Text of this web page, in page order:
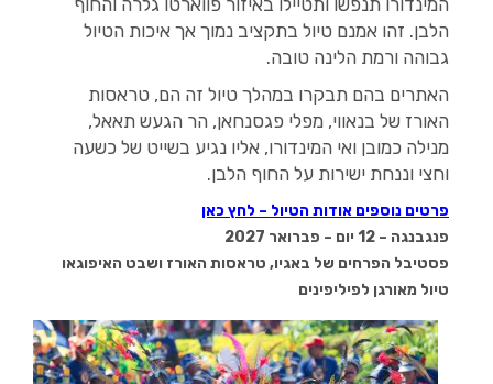
המינדורו תנפשו ותטיילו באיזור פווארטו גלרה והחוף
הלבן. זהו אמנם טיול בתקציב נמוך אך איכות הטיול
גבוהה ורמת הלינה טובה.
האתרים בהם תבקרו במהלך טיול זה הם, טראסות
האורז של בנאווי, מפלי פגסנחאן, הר הגעש תאאל,
מנילה כמובן ואי המינדורו, אליו נגיע בשייט של כשעה
וחצי וננחת ישירות על החוף הלבן.
פרטים נוספים אודות הטיול – לחץ כאן
פנגבנגה – 12 יום –
פברואר 2027
פסטיבל הפרחים של באגיו, טראסות האורז ושבט האיפוגאו
טיול מאורגן לפיליפינים